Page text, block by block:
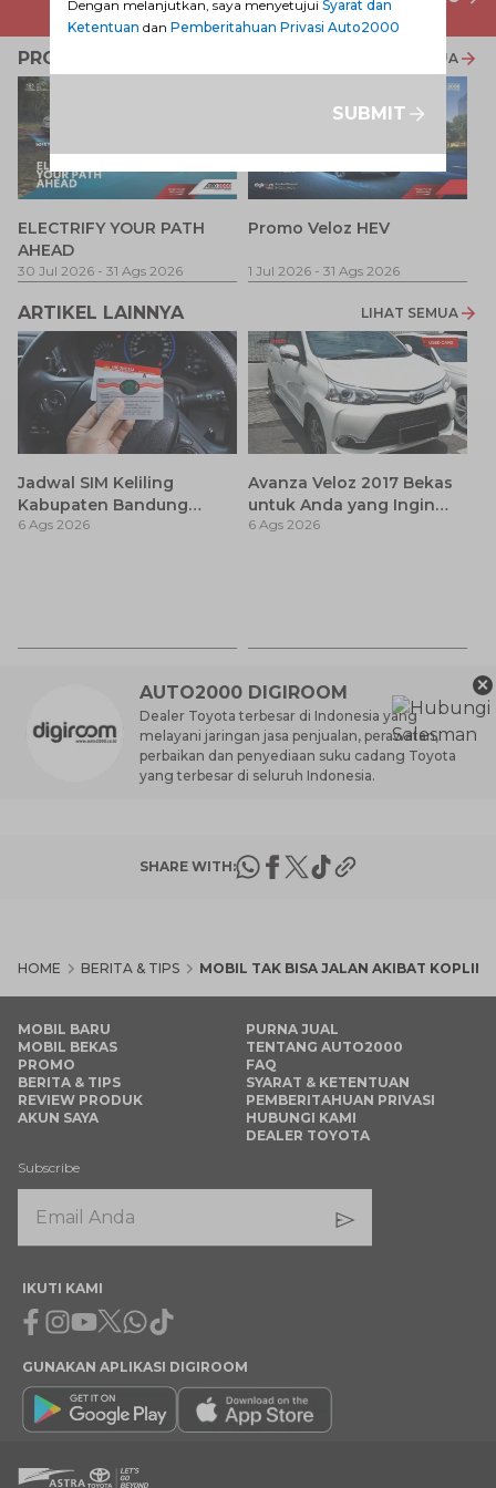
PROMO TERKAIT LIHAT SEMUA
ELECTRIFY YOUR PATH
AHEAD
30 Jul 2026 - 31 Ags 2026
Promo Veloz HEV
1 Jul 2026 - 31 Ags 2026
ARTIKEL LAINNYA LIHAT SEMUA
Jadwal SIM Keliling
Kabupaten Bandung
Terbaru 2026 dan
6 Ags 2026
Avanza Veloz 2017 Bekas
untuk Anda yang Ingin
MPV Modern
6 Ags 2026
AUTO2000 DIGIROOM
Dealer Toyota terbesar di Indonesia yang
melayani jaringan jasa penjualan, perawatan,
perbaikan dan penyediaan suku cadang Toyota
yang terbesar di seluruh Indonesia.
SHARE WITH:
HOME BERITA & TIPS MOBIL TAK BISA JALAN AKIBAT
×
MOBIL BARU
MOBIL BEKAS
PROMO
BERITA & TIPS
REVIEW PRODUK
AKUN SAYA
PURNA JUAL
TENTANG AUTO2000
FAQ
SYARAT & KETENTUAN
PEMBERITAHUAN PRIVASI
HUBUNGI KAMI
DEALER TOYOTA
Subscribe
IKUTI KAMI
Facebook
Instagram
Youtube
X Whatsapp
Tiktok
GUNAKAN APLIKASI DIGIROOM
Dengan melanjutkan, saya menyetujui Syarat dan
Ketentuan dan Pemberitahuan Privasi Auto2000
SUBMIT